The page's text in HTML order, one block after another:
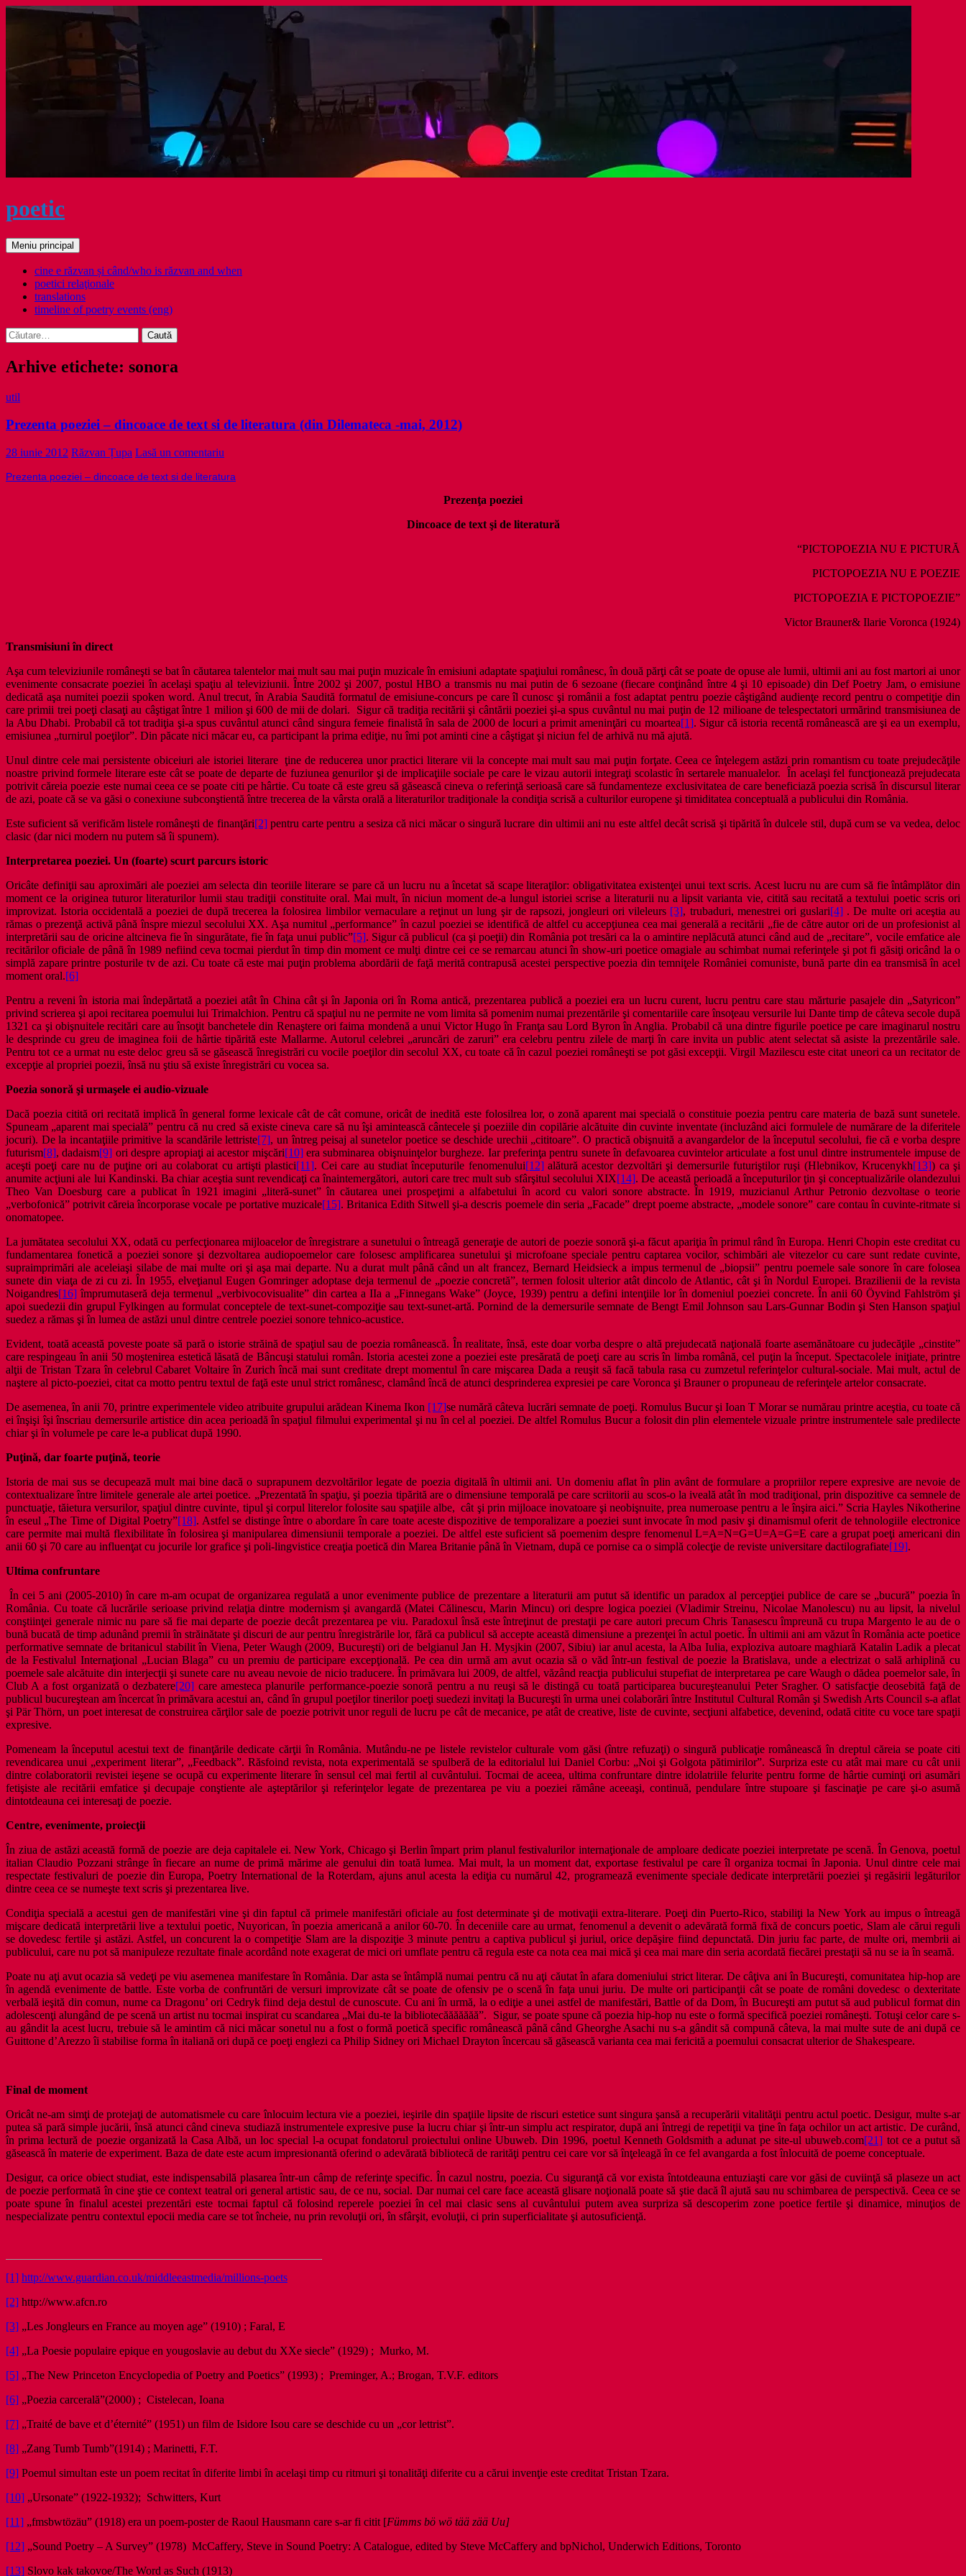
Sari
poetic
Caută
Meniu principal
cine e răzvan și când/who is răzvan and when
poetici relaţionale
translations
timeline of poetry events (eng)
Caută
după:
Arhive etichete: sonora
util
Prezenta poeziei – dincoace de text si de literatura (din Dilemateca -mai, 2012)
28 iunie 2012 Răzvan Țupa Lasă un comentariu
Prezenta poeziei – dincoace de text si de literatura
Prezenţa poeziei
Dincoace de text şi de literatură
“PICTOPOEZIA NU E PICTURĂ
PICTOPOEZIA NU E POEZIE
PICTOPOEZIA E PICTOPOEZIE”
Victor Brauner& Ilarie Voronca (1924)
Transmisiuni în direct
Aşa cum televiziunile româneşti se bat în căutarea talentelor mai mult sau mai puţin muzicale în emisiuni adaptate spaţiului românesc, în două părţi cât se poate de opuse ale lumii, ultimii ani au fost martori ai unor
evenimente consacrate poeziei în acelaşi spaţiu al televiziunii. Între 2002 şi 2007, postul HBO a transmis nu mai putin de 6 sezoane (fiecare conţinând între 4 şi 10 episoade) din Def Poetry Jam, o emisiune
dedicată aşa numitei poezii spoken word. Anul trecut, în Arabia Saudită formatul de emisiune-concurs pe care îl cunosc şi românii a fost adaptat pentru poezie câştigând audienţe record pentru o competiţie din
care primii trei poeţi clasaţi au câştigat între 1 milion şi 600 de mii de dolari. Sigur că tradiţia recitării şi cântării poeziei şi-a spus cuvântul nu mai puţin de 12 milioane de telespectatori urmărind transmisiunea de
la Abu Dhabi. Probabil că tot tradiţia şi-a spus cuvântul atunci când singura femeie finalistă în sala de 2000 de locuri a primit ameninţări cu moartea[1]. Sigur că istoria recentă românească are şi ea un exemplu,
emisiunea „turnirul poeţilor”. Din păcate nici măcar eu, ca participant la prima ediţie, nu îmi pot aminti cine a câştigat şi niciun fel de arhivă nu mă ajută.
Unul dintre cele mai persistente obiceiuri ale istoriei literare ţine de reducerea unor practici literare vii la concepte mai mult sau mai puţin forţate. Ceea ce înţelegem astăzi prin romantism cu toate prejudecăţile
noastre privind formele literare este cât se poate de departe de fuziunea genurilor şi de implicaţiile sociale pe care le vizau autorii integraţi scolastic în sertarele manualelor. În acelaşi fel funcţionează prejudecata
potrivit căreia poezie este numai ceea ce se poate citi pe hârtie. Cu toate că este greu să găsească cineva o referinţă serioasă care să fundamenteze exclusivitatea de care beneficiază poezia scrisă în discursul literar
de azi, poate că se va găsi o conexiune subconştientă între trecerea de la vârsta orală a literaturilor tradiţionale la condiţia scrisă a culturilor europene şi timiditatea conceptuală a publicului din România.
Este suficient să verificăm listele româneşti de finanţări[2]pentru carte pentru a sesiza că nici măcar o singură lucrare din ultimii ani nu este altfel decât scrisă şi tipărită în dulcele stil, după cum se va vedea, deloc
clasic (dar nici modern nu putem să îi spunem).
Interpretarea poeziei. Un (foarte) scurt parcurs istoric
Oricâte definiţii sau aproximări ale poeziei am selecta din teoriile literare se pare că un lucru nu a încetat să scape literaţilor: obligativitatea existenţei unui text scris. Acest lucru nu are cum să fie întâmplător din
moment ce la originea tuturor literaturilor lumii stau tradiţii constituite oral. Mai mult, în niciun moment de-a lungul istoriei scrise a literaturii nu a lipsit varianta vie, citită sau recitată a textului poetic scris ori
improvizat. Istoria occidentală a poeziei de după trecerea la folosirea limbilor vernaculare a reţinut un lung şir de rapsozi, jongleuri ori vileleurs [3], trubaduri, menestrei ori guslari[4] . De multe ori aceştia au
rămas o prezenţă activă până înspre miezul secolului XX. Aşa numitul „performance” în cazul poeziei se identifică de altfel cu accepţiunea cea mai generală a recitării „fie de către autor ori de un profesionist al
interpretării sau de oricine altcineva fie în singurătate, fie în faţa unui public”[5]. Sigur că publicul (ca şi poeţii) din România pot tresări ca la o amintire neplăcută atunci când aud de „recitare”, vocile emfatice ale
recitărilor oficiale de până în 1989 nefiind ceva tocmai pierdut în timp din moment ce mulţi dintre cei ce se remarcau atunci în show-uri poetice omagiale au schimbat numai referinţele şi pot fi găsiţi oricând la o
simplă zapare printre posturile tv de azi. Cu toate că este mai puţin problema abordării de faţă merită contrapusă acestei perspective poezia din temniţele României comuniste, bună parte din ea transmisă în acel
moment oral.[6]
Pentru a reveni în istoria mai îndepărtată a poeziei atât în China cât şi în Japonia ori în Roma antică, prezentarea publică a poeziei era un lucru curent, lucru pentru care stau mărturie pasajele din „Satyricon”
privind scrierea şi apoi recitarea poemului lui Trimalchion. Pentru că spaţiul nu ne permite ne vom limita să pomenim numai prezentările şi comentariile care însoţeau versurile lui Dante timp de câteva secole după
1321 ca şi obişnuitele recitări care au însoţit banchetele din Renaştere ori faima mondenă a unui Victor Hugo în Franţa sau Lord Byron în Anglia. Probabil că una dintre figurile poetice pe care imaginarul nostru
le desprinde cu greu de imaginea foii de hârtie tipărită este Mallarme. Autorul celebrei „aruncări de zaruri” era celebru pentru zilele de marţi în care invita un public atent selectat să asiste la prezentările sale.
Pentru tot ce a urmat nu este deloc greu să se găsească înregistrări cu vocile poeţilor din secolul XX, cu toate că în cazul poeziei româneşti se pot găsi excepţii. Virgil Mazilescu este citat uneori ca un recitator de
excepţie al propriei poezii, însă nu ştiu să existe înregistrări cu vocea sa.
Poezia sonoră şi urmaşele ei audio-vizuale
Dacă poezia citită ori recitată implică în general forme lexicale cât de cât comune, oricât de inedită este folosilrea lor, o zonă aparent mai specială o constituie poezia pentru care materia de bază sunt sunetele.
Spuneam „aparent mai specială” pentru că nu cred să existe cineva care să nu îşi amintească cântecele şi poeziile din copilărie alcătuite din cuvinte inventate (incluzând aici formulele de numărare de la diferitele
jocuri). De la incantaţiile primitive la scandările lettriste[7], un întreg peisaj al sunetelor poetice se deschide urechii „cititoare”. O practică obişnuită a avangardelor de la începutul secolului, fie că e vorba despre
futurism[8], dadaism[9] ori despre apropiaţi ai acestor mişcări[10]era subminarea obişnuinţelor burgheze. Iar preferinţa pentru sunete în defavoarea cuvintelor articulate a fost unul dintre instrumentele impuse de
aceşti poeţi care nu de puţine ori au colaborat cu artişti plastici[11]. Cei care au studiat începuturile fenomenului[12]alătură acestor dezvoltări şi demersurile futuriştilor ruşi (Hlebnikov, Krucenykh[13]) ca şi
anumite acţiuni ale lui Kandinski. Ba chiar aceştia sunt revendicaţi ca înaintemergători, autori care trec mult sub sfârşitul secolului XIX[14]. De această perioadă a începuturilor ţin şi conceptualizările olandezului
Theo Van Doesburg care a publicat în 1921 imagini „literă-sunet” în căutarea unei prospeţimi a alfabetului în acord cu valori sonore abstracte. În 1919, muzicianul Arthur Petronio dezvoltase o teorie
„verbofonică” potrivit căreia încorporase vocale pe portative muzicale[15]. Britanica Edith Sitwell şi-a descris poemele din seria „Facade” drept poeme abstracte, „modele sonore” care contau în cuvinte-ritmate si
onomatopee.
La jumătatea secolului XX, odată cu perfecţionarea mijloacelor de înregistrare a sunetului o întreagă generaţie de autori de poezie sonoră şi-a făcut apariţia în primul rând în Europa. Henri Chopin este creditat cu
fundamentarea fonetică a poeziei sonore şi dezvoltarea audiopoemelor care folosesc amplificarea sunetului şi microfoane speciale pentru captarea vocilor, schimbări ale vitezelor cu care sunt redate cuvinte,
supraimprimări ale aceleiaşi silabe de mai multe ori şi aşa mai departe. Nu a durat mult până când un alt francez, Bernard Heidsieck a impus termenul de „biopsii” pentru poemele sale sonore în care folosea
sunete din viaţa de zi cu zi. În 1955, elveţianul Eugen Gomringer adoptase deja termenul de „poezie concretă”, termen folosit ulterior atât dincolo de Atlantic, cât şi în Nordul Europei. Brazilienii de la revista
Noigandres[16] împrumutaseră deja termenul „verbivocovisualite” din cartea a IIa a „Finnegans Wake” (Joyce, 1939) pentru a defini intenţiile lor în domeniul poeziei concrete. În anii 60 Öyvind Fahlström şi
apoi suedezii din grupul Fylkingen au formulat conceptele de text-sunet-compoziţie sau text-sunet-artă. Pornind de la demersurile semnate de Bengt Emil Johnson sau Lars-Gunnar Bodin şi Sten Hanson spaţiul
suedez a rămas şi în lumea de astăzi unul dintre centrele poeziei sonore tehnico-acustice.
Evident, toată această poveste poate să pară o istorie străină de spaţiul sau de poezia românească. În realitate, însă, este doar vorba despre o altă prejudecată naţională foarte asemănătoare cu judecăţile „cinstite”
care respingeau în anii 50 moştenirea estetică lăsată de Bâncuşi statului român. Istoria acestei zone a poeziei este presărată de poeţi care au scris în limba română, cel puţin la început. Spectacolele iniţiate, printre
alţii de Tristan Tzara în celebrul Cabaret Voltaire în Zurich încă mai sunt creditate drept momentul în care mişcarea Dada a reuşit să facă tabula rasa cu zumzetul referinţelor cultural-sociale. Mai mult, actul de
naştere al picto-poeziei, citat ca motto pentru textul de faţă este unul strict românesc, clamând încă de atunci desprinderea expresiei pe care Voronca şi Brauner o propuneau de referinţele artelor consacrate.
De asemenea, în anii 70, printre experimentele video atribuite grupului arădean Kinema Ikon [17]se numără câteva lucrări semnate de poeţi. Romulus Bucur şi Ioan T Morar se numărau printre aceştia, cu toate că
ei înşişi îşi înscriau demersurile artistice din acea perioadă în spaţiul filmului experimental şi nu în cel al poeziei. De altfel Romulus Bucur a folosit din plin elementele vizuale printre instrumentele sale predilecte
chiar şi în volumele pe care le-a publicat după 1990.
Puţină, dar foarte puţină, teorie
Istoria de mai sus se decupează mult mai bine dacă o suprapunem dezvoltărilor legate de poezia digitală în ultimii ani. Un domeniu aflat în plin avânt de formulare a propriilor repere expresive are nevoie de
contextualizare între limitele generale ale artei poetice. „Prezentată în spaţiu, şi poezia tipărită are o dimensiune temporală pe care scriitorii au scos-o la iveală atât în mod tradiţional, prin dispozitive ca semnele de
punctuaţie, tăietura versurilor, spaţiul dintre cuvinte, tipul şi corpul literelor folosite sau spaţiile albe, cât şi prin mijloace inovatoare şi neobişnuite, prea numeroase pentru a le înşira aici.” Scria Hayles Nikotherine
în eseul „The Time of Digital Poetry”[18]. Astfel se distinge între o abordare în care toate aceste dispozitive de temporalizare a poeziei sunt invocate în mod pasiv şi dinamismul oferit de tehnologiile electronice
care permite mai multă flexibilitate în folosirea şi manipularea dimensiunii temporale a poeziei. De altfel este suficient să poemenim despre fenomenul L=A=N=G=U=A=G=E care a grupat poeţi americani din
anii 60 şi 70 care au influenţat cu jocurile lor grafice şi poli-lingvistice creaţia poetică din Marea Britanie până în Vietnam, după ce pornise ca o simplă colecţie de reviste universitare dactilografiate[19].
Ultima confruntare
În cei 5 ani (2005-2010) în care m-am ocupat de organizarea regulată a unor evenimente publice de prezentare a literaturii am putut să identific un paradox al percepţiei publice de care se „bucură” poezia în
România. Cu toate că lucrările serioase privind relaţia dintre modernism şi avangardă (Matei Călinescu, Marin Mincu) ori despre logica poeziei (Vladimir Streinu, Nicolae Manolescu) nu au lipsit, la nivelul
conştiinţei generale nimic nu pare să fie mai departe de poezie decât prezentarea pe viu. Paradoxul însă este întreţinut de prestaţii pe care autori precum Chris Tanasescu împreună cu trupa Margento le au de o
bună bucată de timp adunând premii în străinătate şi discuri de aur pentru înregistrările lor, fără ca publicul să accepte această dimensiune a prezenţei în actul poetic. În ultimii ani am văzut în România acte poetice
performative semnate de britanicul stabilit în Viena, Peter Waugh (2009, Bucureşti) ori de belgianul Jan H. Mysjkin (2007, Sibiu) iar anul acesta, la Alba Iulia, exploziva autoare maghiară Katalin Ladik a plecat
de la Festivalul Internaţional „Lucian Blaga” cu un premiu de participare excepţională. Pe cea din urmă am avut ocazia să o văd într-un festival de poezie la Bratislava, unde a electrizat o sală arhiplină cu
poemele sale alcătuite din interjecţii şi sunete care nu aveau nevoie de nicio traducere. În primăvara lui 2009, de altfel, văzând reacţia publicului stupefiat de interpretarea pe care Waugh o dădea poemelor sale, în
Club A a fost organizată o dezbatere[20] care amesteca planurile performance-poezie sonoră pentru a nu reuşi să le distingă cu toată participarea bucureşteanului Peter Sragher. O satisfacţie deosebită faţă de
publicul bucureştean am încercat în primăvara acestui an, când în grupul poeţilor tinerilor poeţi suedezi invitaţi la Bucureşti în urma unei colaborări între Institutul Cultural Român şi Swedish Arts Council s-a aflat
şi Pär Thörn, un poet interesat de construirea cărţilor sale de poezie potrivit unor reguli de lucru pe cât de mecanice, pe atât de creative, liste de cuvinte, secţiuni alfabetice, devenind, odată citite cu voce tare spaţii
expresive.
Pomeneam la începutul acestui text de finanţările dedicate cărţii în România. Mutându-ne pe listele revistelor culturale vom găsi (între refuzaţi) o singură publicaţie românească în dreptul căreia se poate citi
revendicarea unui „experiment literar”, „Feedback”. Răsfoind revista, nota experimentală se spulberă de la editorialul lui Daniel Corbu: „Noi şi Golgota pătimirilor”. Surpriza este cu atât mai mare cu cât unii
dintre colaboratorii revistei ieşene se ocupă cu experimente literare în sensul cel mai fertil al cuvântului. Tocmai de aceea, ultima confruntare dintre idolatriile felurite pentru forme de hârtie cuminţi ori asumări
fetişiste ale recitării emfatice şi decupaje conştiente ale aşteptărilor şi referinţelor legate de prezentarea pe viu a poeziei rămâne aceeaşi, continuă, pendulare între stupoare şi fascinaţie pe care şi-o asumă
dintotdeauna cei interesaţi de poezie.
Centre, evenimente, proiecţii
În ziua de astăzi această formă de poezie are deja capitalele ei. New York, Chicago şi Berlin împart prim planul festivalurilor internaţionale de amploare dedicate poeziei interpretate pe scenă. În Genova, poetul
italian Claudio Pozzani strânge în fiecare an nume de primă mărime ale genului din toată lumea. Mai mult, la un moment dat, exportase festivalul pe care îl organiza tocmai în Japonia. Unul dintre cele mai
respectate festivaluri de poezie din Europa, Poetry International de la Roterdam, ajuns anul acesta la ediţia cu numărul 42, programează evenimente speciale dedicate interpretării poeziei şi regăsirii legăturilor
dintre ceea ce se numeşte text scris şi prezentarea live.
Condiţia specială a acestui gen de manifestări vine şi din faptul că primele manifestări oficiale au fost determinate şi de motivaţii extra-literare. Poeţi din Puerto-Rico, stabiliţi la New York au impus o întreagă
mişcare dedicată interpretării live a textului poetic, Nuyorican, în poezia americană a anilor 60-70. În deceniile care au urmat, fenomenul a devenit o adevărată formă fixă de concurs poetic, Slam ale cărui reguli
se dovedesc fertile şi astăzi. Astfel, un concurent la o competiţie Slam are la dispoziţie 3 minute pentru a captiva publicul şi juriul, orice depăşire fiind depunctată. Din juriu fac parte, de multe ori, membrii ai
publicului, care nu pot să manipuleze rezultate finale acordând note exagerat de mici ori umflate pentru că regula este ca nota cea mai mică şi cea mai mare din seria acordată fiecărei prestaţii să nu se ia în seamă.
Poate nu aţi avut ocazia să vedeţi pe viu asemenea manifestare în România. Dar asta se întâmplă numai pentru că nu aţi căutat în afara domeniului strict literar. De câţiva ani în Bucureşti, comunitatea hip-hop are
în agendă evenimente de battle. Este vorba de confruntări de versuri improvizate cât se poate de ofensiv pe o scenă în faţa unui juriu. De multe ori participanţii cât se poate de români dovedesc o dexteritate
verbală ieşită din comun, nume ca Dragonu’ ori Cedryk fiind deja destul de cunoscute. Cu ani în urmă, la o ediţie a unei astfel de manifestări, Battle of da Dom, în Bucureşti am putut să aud publicul format din
adolescenţi alungând de pe scenă un artist nu tocmai inspirat cu scandarea „Mai du-te la bibliotecăăăăăăă”. Sigur, se poate spune că poezia hip-hop nu este o formă specifică poeziei româneşti. Totuşi celor care s-
au gândit la acest lucru, trebuie să le amintim că nici măcar sonetul nu a fost o formă poetică specific românească până când Gheorghe Asachi nu s-a gândit să compună câteva, la mai multe sute de ani după ce
Guittone d’Arezzo îi stabilise forma în italiană ori după ce poeţi englezi ca Philip Sidney ori Michael Drayton încercau să găsească varianta cea mai fericită a poemului consacrat ulterior de Shakespeare.
Final de moment
Oricât ne-am simţi de protejaţi de automatismele cu care înlocuim lectura vie a poeziei, ieşirile din spaţiile lipsite de riscuri estetice sunt singura şansă a recuperării vitalităţii pentru actul poetic. Desigur, multe s-ar
putea să pară simple jucării, însă atunci când cineva studiază instrumentele expresive puse la lucru chiar şi într-un simplu act respirator, după ani întregi de repetiţii va ţine în faţa ochilor un act artistic. De curând,
în prima lectură de poezie organizată la Casa Albă, un loc special l-a ocupat fondatorul proiectului online Ubuweb. Din 1996, poetul Kenneth Goldsmith a adunat pe site-ul ubuweb.com[21] tot ce a putut să
găsească în materie de experiment. Baza de date este acum impresionantă oferind o adevărată bibliotecă de rarităţi pentru cei care vor să înţeleagă în ce fel avangarda a fost înlocuită de poeme conceptuale.
Desigur, ca orice obiect studiat, este indispensabilă plasarea într-un câmp de referinţe specific. În cazul nostru, poezia. Cu siguranţă că vor exista întotdeauna entuziaşti care vor găsi de cuviinţă să plaseze un act
de poezie performată în cine ştie ce context teatral ori general artistic sau, de ce nu, social. Dar numai cel care face această glisare noţională poate să ştie dacă îl ajută sau nu schimbarea de perspectivă. Ceea ce se
poate spune în finalul acestei prezentări este tocmai faptul că folosind reperele poeziei în cel mai clasic sens al cuvântului putem avea surpriza să descoperim zone poetice fertile şi dinamice, minuţios de
nespecializate pentru contextul epocii media care se tot încheie, nu prin revoluţii ori, în sfârşit, evoluţii, ci prin superficialitate şi autosuficienţă.
[1] http://www.guardian.co.uk/middleeastmedia/millions-poets
[2] http://www.afcn.ro
[3] „Les Jongleurs en France au moyen age” (1910) ; Faral, E
[4] „La Poesie populaire epique en yougoslavie au debut du XXe siecle” (1929) ; Murko, M.
[5] „The New Princeton Encyclopedia of Poetry and Poetics” (1993) ; Preminger, A.; Brogan, T.V.F. editors
[6] „Poezia carcerală”(2000) ; Cistelecan, Ioana
[7] „Traité de bave et d’éternité” (1951) un film de Isidore Isou care se deschide cu un „cor lettrist”.
[8] „Zang Tumb Tumb”(1914) ; Marinetti, F.T.
[9] Poemul simultan este un poem recitat în diferite limbi în acelaşi timp cu ritmuri şi tonalităţi diferite cu a cărui invenţie este creditat Tristan Tzara.
[10] „Ursonate” (1922-1932); Schwitters, Kurt
[11] „fmsbwtözäu” (1918) era un poem-poster de Raoul Hausmann care s-ar fi citit [Fümms bö wö tää zää Uu]
[12] „Sound Poetry – A Survey” (1978) McCaffery, Steve in Sound Poetry: A Catalogue, edited by Steve McCaffery and bpNichol, Underwich Editions, Toronto
[13] Slovo kak takovoe/The Word as Such (1913)